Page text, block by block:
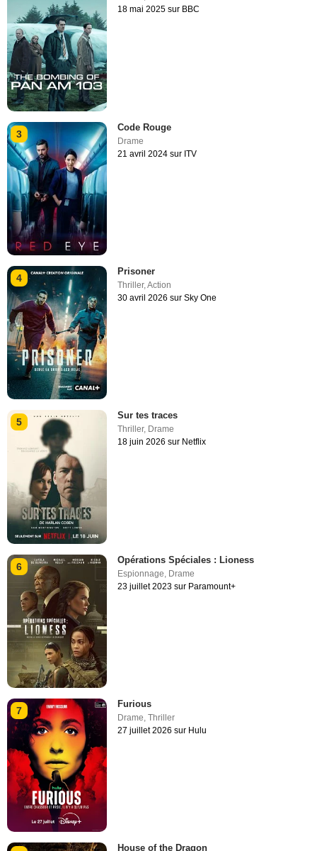
18 mai 2025 sur BBC
3
Code Rouge
Drame
21 avril 2024 sur ITV
4
Prisoner
Thriller,Action
30 avril 2026 sur Sky One
5
Sur tes traces
Thriller, Drame
18 juin 2026 sur Netflix
6
Opérations Spéciales : Lioness
Espionnage Drame
23 juillet 2023 sur Paramount+
7
Furious
Drame,Thriller
27 juillet 2026 sur Hulu
House of the Dragon